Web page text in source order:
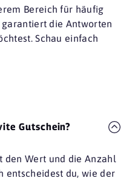
Bereich für häufig
die Antworten
Schau einfach
Gutschein?
den Wert und die Anzahl
entscheidest du, wie der